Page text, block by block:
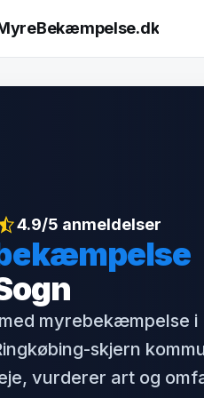
4.9/5 anmeldelser
myrebekæmpelse i
skjern
vurderer art og